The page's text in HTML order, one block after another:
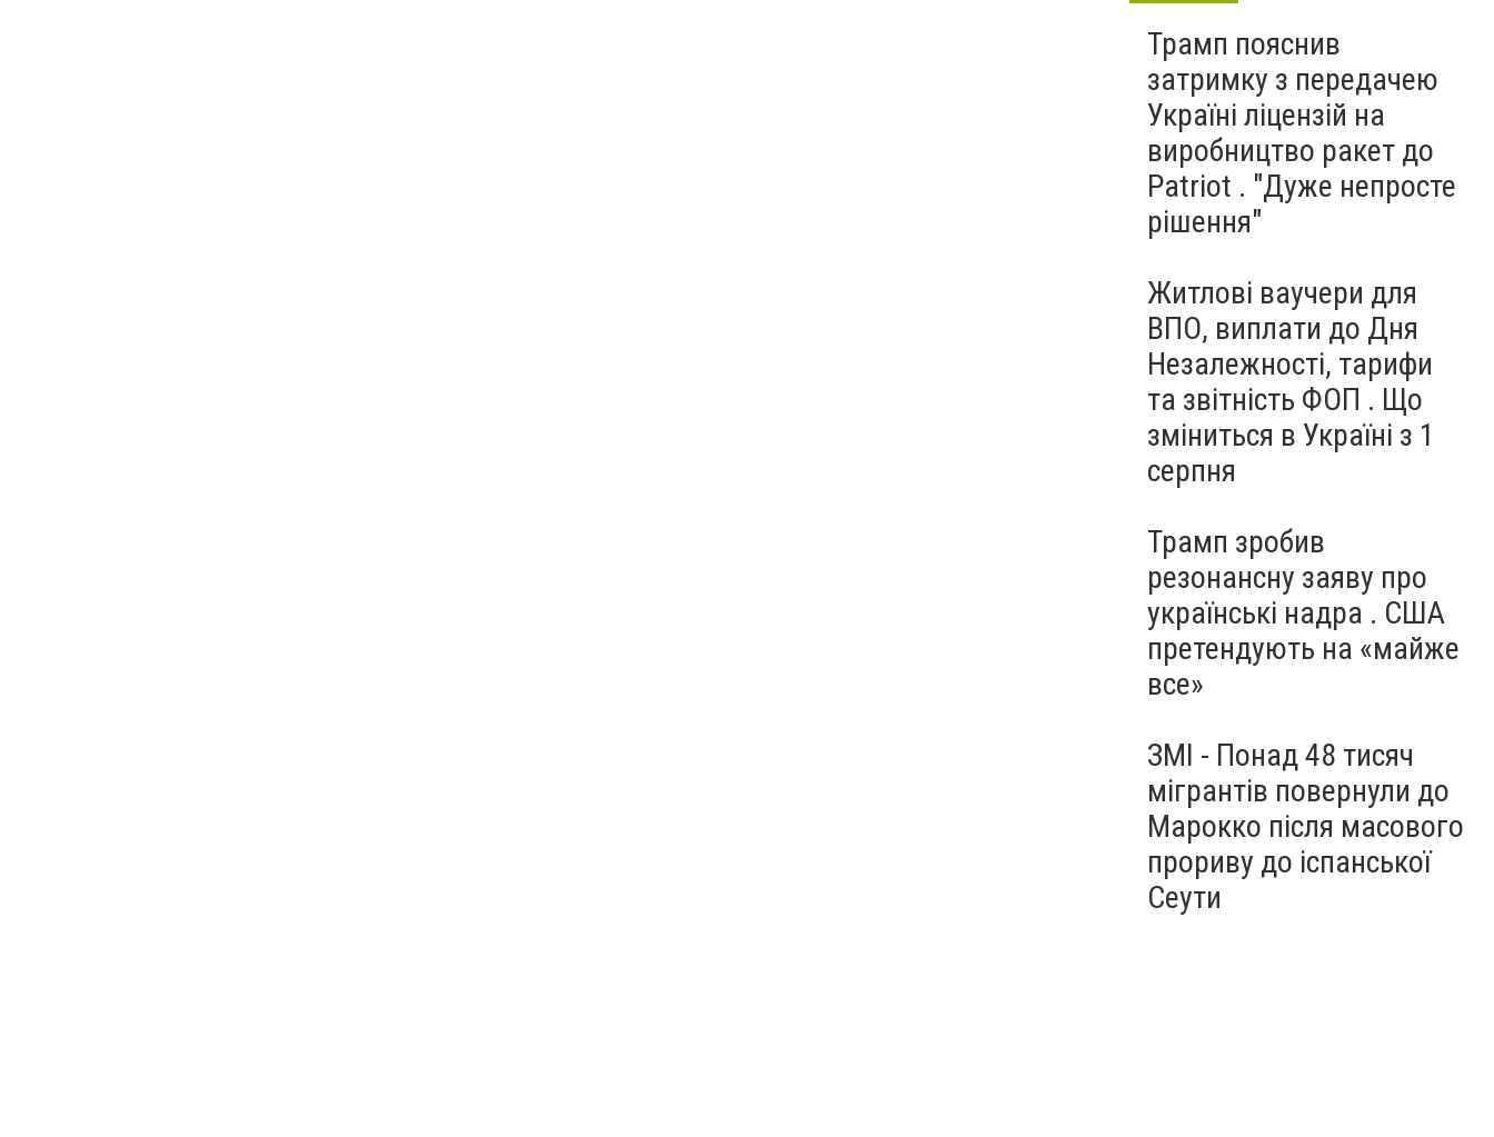
Трамп пояснив
затримку з передачею
Україні ліцензій на
виробництво ракет до
Patriot . "Дуже непросте
рішення"
Житлові ваучери для
ВПО, виплати до Дня
Незалежності, тарифи
та звітність ФОП . Що
зміниться в Україні з 1
серпня
Трамп зробив
резонансну заяву про
українські надра . США
претендують на «майже
все»
ЗМІ - Понад 48 тисяч
мігрантів повернули до
Марокко після масового
прориву до іспанської
Сеути